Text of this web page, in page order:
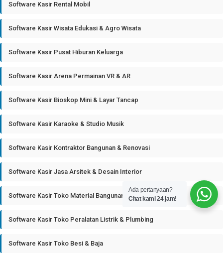
Software Kasir Rental Mobil
Software Kasir Wisata Edukasi & Agro Wisata
Software Kasir Pusat Hiburan Keluarga
Software Kasir Arena Permainan VR & AR
Software Kasir Bioskop Mini & Layar Tancap
Software Kasir Karaoke & Studio Musik
Software Kasir Kontraktor Bangunan & Renovasi
Software Kasir Jasa Arsitek & Desain Interior
Software Kasir Toko Material Bangunan
Software Kasir Toko Peralatan Listrik & Plumbing
Software Kasir Toko Besi & Baja
Ada pertanyaan?
Chat kami 24 jam!